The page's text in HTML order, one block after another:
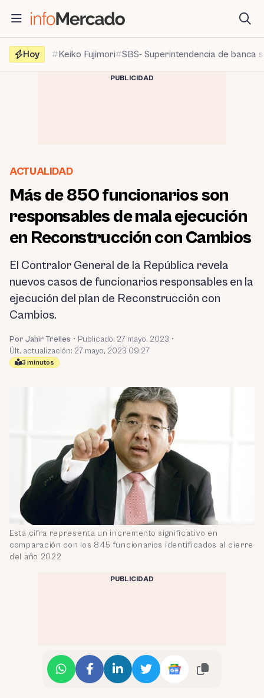
contenido
Hoy
Keiko Fujimori SBS- Superintendencia de banca
PUBLICIDAD
ACTUALIDAD
Más de 850 funcionarios son
responsables de mala ejecución
en Reconstrucción con Cambios
El Contralor General de la República revela
nuevos casos de funcionarios responsables en la
ejecución del plan de Reconstrucción con
Cambios.
Por Jahir Trelles • Publicado: 27 mayo, 2023 •
Últ. actualización: 27 mayo, 2023 09:27
3 minutos
Esta cifra representa un incremento significativo en
comparación con los 845 funcionarios identificados al cierre
del año 2022
PUBLICIDAD